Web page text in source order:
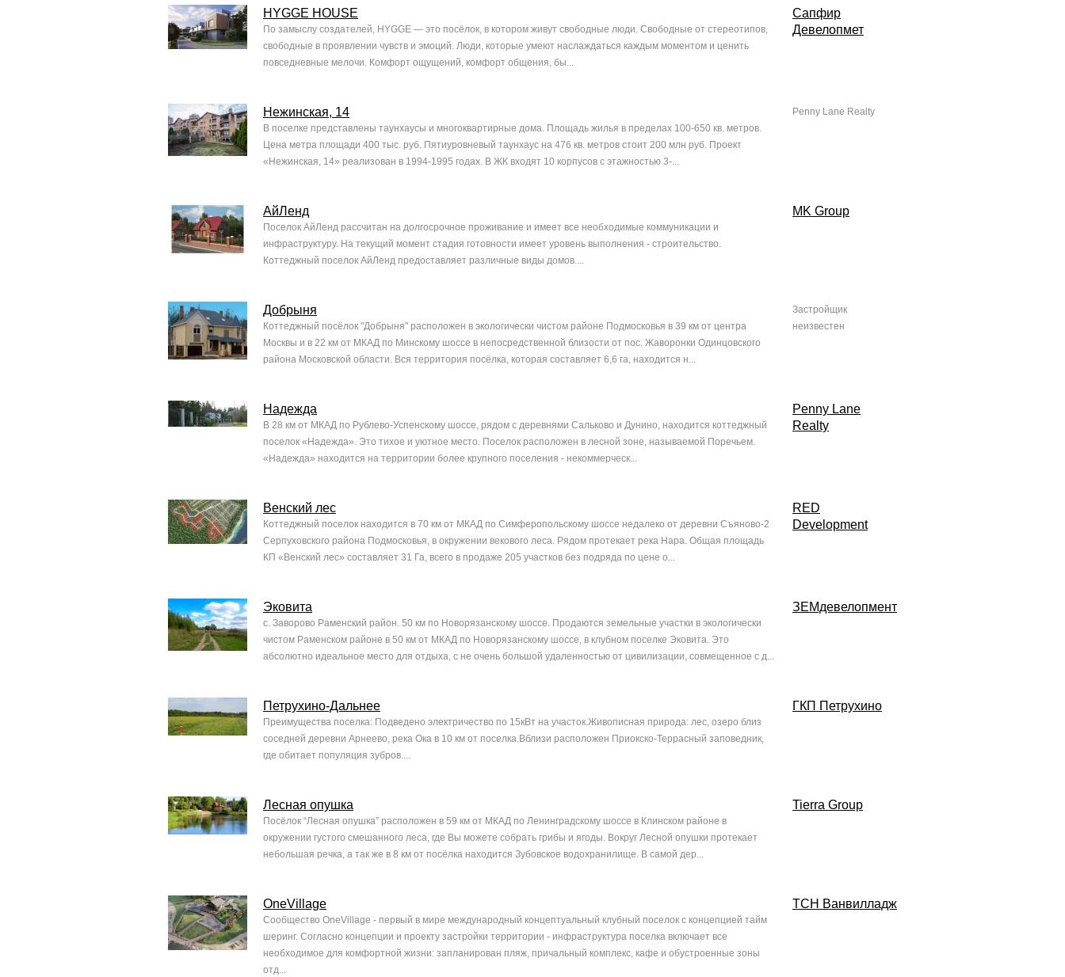
HYGGE HOUSE
По замыслу создателей, HYGGE — это посёлок, в котором живут свободные люди. Свободные от стереотипов,
свободные в проявлении чувств и эмоций. Люди, которые умеют наслаждаться каждым моментом и ценить
повседневные мелочи. Комфорт ощущений, комфорт общения, бы...
Сапфир
Девелопмет
Нежинская, 14
В поселке представлены таунхаусы и многоквартирные дома. Площадь жилья в пределах 100-650 кв. метров.
Цена метра площади 400 тыс. руб. Пятиуровневый таунхаус на 476 кв. метров стоит 200 млн руб. Проект
«Нежинская, 14» реализован в 1994-1995 годах. В ЖК входят 10 корпусов с этажностью 3-...
Penny Lane Realty
АйЛенд
Поселок АйЛенд рассчитан на долгосрочное проживание и имеет все необходимые коммуникации и
инфраструктуру. На текущий момент стадия готовности имеет уровень выполнения - строительство.
Коттеджный поселок АйЛенд предоставляет различные виды домов....
MK Group
Добрыня
Коттеджный посёлок "Добрыня" расположен в экологически чистом районе Подмосковья в 39 км от центра
Москвы и в 22 км от МКАД по Минскому шоссе в непосредственной близости от пос. Жаворонки Одинцовского
района Московской области. Вся территория посёлка, которая составляет 6,6 га, находится н...
Застройщик
неизвестен
Надежда
В 28 км от МКАД по Рублево-Успенскому шоссе, рядом с деревнями Сальково и Дунино, находится коттеджный
поселок «Надежда». Это тихое и уютное место. Поселок расположен в лесной зоне, называемой Поречьем.
«Надежда» находится на территории более крупного поселения - некоммерческ...
Penny Lane
Realty
Венский лес
Коттеджный поселок находится в 70 км от МКАД по Симферопольскому шоссе недалеко от деревни Съяново-2
Серпуховского района Подмосковья, в окружении векового леса. Рядом протекает река Нара. Общая площадь
КП «Венский лес» составляет 31 Га, всего в продаже 205 участков без подряда по цене о...
RED
Development
Эковита
с. Заворово Раменский район. 50 км по Новорязанскому шоссе. Продаются земельные участки в экологически
чистом Раменском районе в 50 км от МКАД по Новорязанскому шоссе, в клубном поселке Эковита. Это
абсолютно идеальное место для отдыха, с не очень большой удаленностью от цивилизации, совмещенное с д...
ЗЕМдевелопмент
Петрухино-Дальнее
Преимущества поселка: Подведено электричество по 15кВт на участок.Живописная природа: лес, озеро близ
соседней деревни Арнеево, река Ока в 10 км от поселка.Вблизи расположен Приокско-Террасный заповедник,
где обитает популяция зубров....
ГКП Петрухино
Лесная опушка
Посёлок “Лесная опушка” расположен в 59 км от МКАД по Ленинградскому шоссе в Клинском районе в
окружении густого смешанного леса, где Вы можете собрать грибы и ягоды. Вокруг Лесной опушки протекает
небольшая речка, а так же в 8 км от посёлка находится Зубовское водохранилище. В самой дер...
Tierra Group
OneVillage
Сообщество OneVillage - первый в мире международный концептуальный клубный поселок с концепцией тайм
шеринг. Согласно концепции и проекту застройки территории - инфраструктура поселка включает все
необходимое для комфортной жизни: запланирован пляж, причальный комплекс, кафе и обустроенные зоны
отд...
ТСН Ванвилладж